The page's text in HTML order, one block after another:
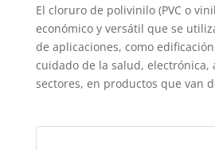
El cloruro de polivinilo (PVC o
económico y versátil que se
de aplicaciones, como
cuidado de la salud, electrónica,
sectores, en productos que van